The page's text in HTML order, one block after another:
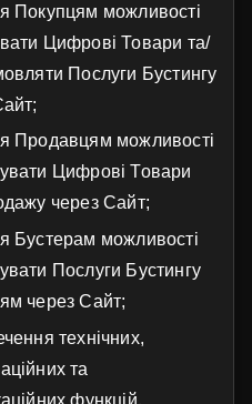
Покупцям можливості
Цифрові Товари та/
Послуги Бустингу
Продавцям можливості
Цифрові Товари
через Сайт;
Бустерам можливості
Послуги Бустингу
через Сайт;
технічних,
та
функцій,